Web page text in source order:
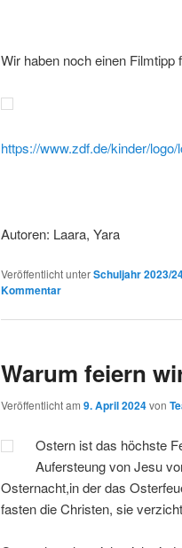
Wir haben noch einen Filmtipp
https://www.zdf.de/kinder/
Autoren: Laara, Yara
Veröffentlicht unter Schuljahr 2023/
Kommentar
Warum feiern
Veröffentlicht am9. April 2024 von
Ostern ist das höchste
Aufersteung von Jesu
Osternacht,in der das
fasten die Christen, sie